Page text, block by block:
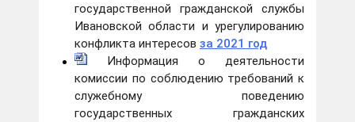
государственной гражданской службы
Ивановской области и урегулированию
конфликта интересов за 2021 год
Информация о деятельности
комиссии по соблюдению требований к
служебному поведению
государственных гражданских